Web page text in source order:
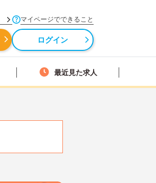
マイページでできること
ログイン
最近見た求人